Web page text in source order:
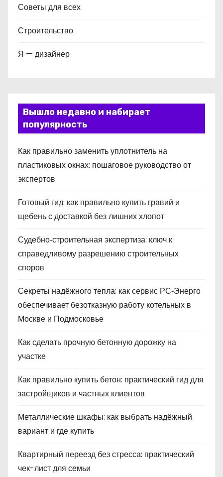
Советы для всех
Строительство
Я — дизайнер
Вышло недавно и набирает
популярность
Как правильно заменить уплотнитель на
пластиковых окнах: пошаговое руководство от
экспертов
Готовый гид: как правильно купить гравий и
щебень с доставкой без лишних хлопот
Судебно‑строительная экспертиза: ключ к
справедливому разрешению строительных
споров
Секреты надёжного тепла: как сервис РС‑Энерго
обеспечивает безотказную работу котельных в
Москве и Подмосковье
Как сделать прочную бетонную дорожку на
участке
Как правильно купить бетон: практический гид для
застройщиков и частных клиентов
Металлические шкафы: как выбрать надёжный
вариант и где купить
Квартирный переезд без стресса: практический
чек-лист для семьи